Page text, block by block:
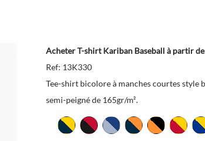
Acheter T-shirt Kariban Baseball à partir
Ref: 13K330
Tee-shirt bicolore à manches courtes style
semi-peigné de 165gr/m².